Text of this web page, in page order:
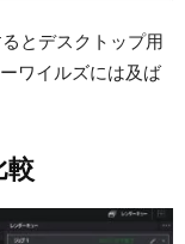
とデスクトップ用
ワイルズには及ば
較